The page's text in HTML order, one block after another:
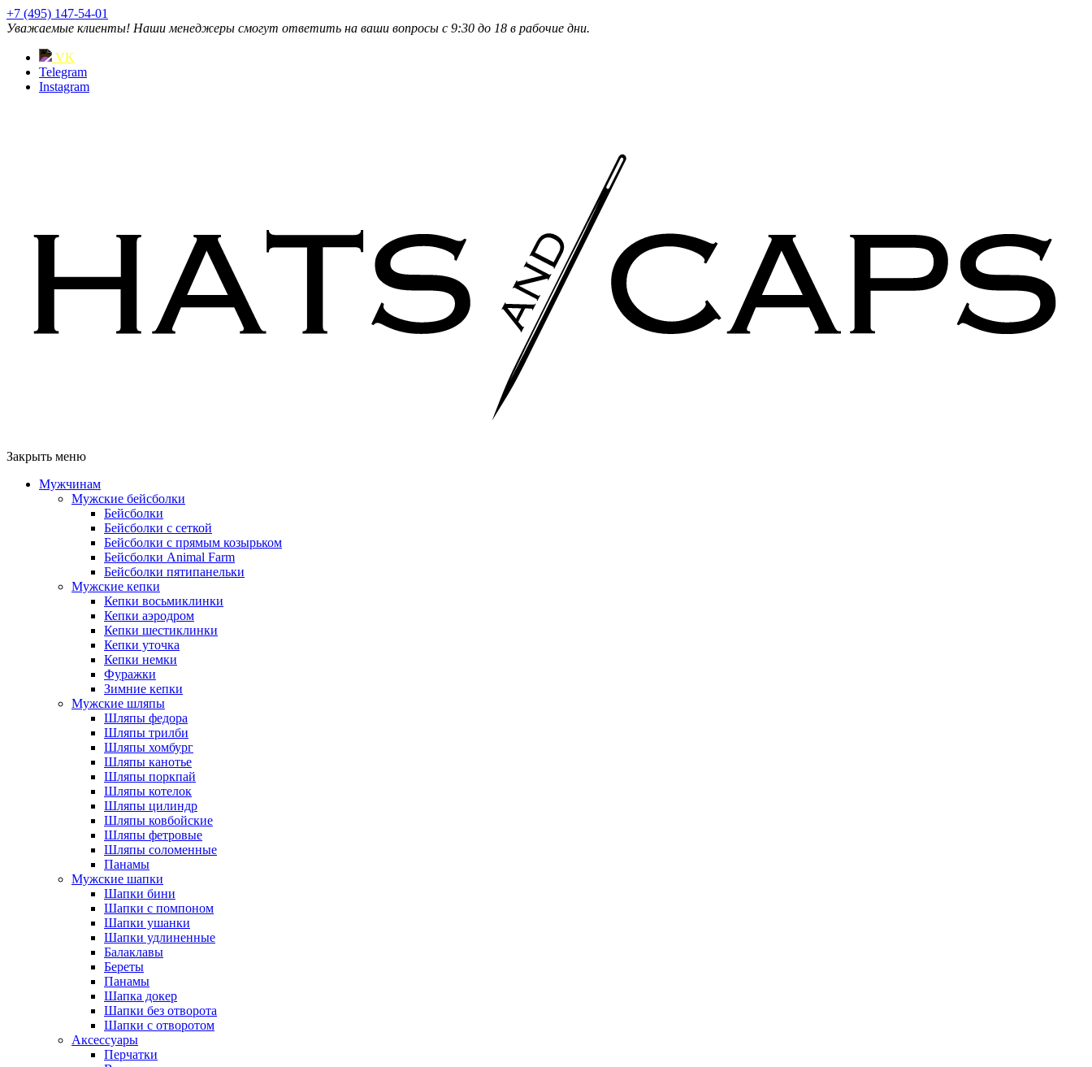
+7 (495) 147-54-01
Уважаемые клиенты! Наши менеджеры смогут ответить на ваши вопросы с 9:30 до 18 в рабочие дни.
VK
Telegram
Instagram
Закрыть меню
Мужчинам
Мужские бейсболки
Бейсболки
Бейсболки с сеткой
Бейсболки с прямым козырьком
Бейсболки Animal Farm
Бейсболки пятипанельки
Мужские кепки
Кепки восьмиклинки
Кепки аэродром
Кепки шестиклинки
Кепки уточка
Кепки немки
Фуражки
Зимние кепки
Мужские шляпы
Шляпы федора
Шляпы трилби
Шляпы хомбург
Шляпы канотье
Шляпы поркпай
Шляпы котелок
Шляпы цилиндр
Шляпы ковбойские
Шляпы фетровые
Шляпы соломенные
Панамы
Мужские шапки
Шапки бини
Шапки с помпоном
Шапки ушанки
Шапки удлиненные
Балаклавы
Береты
Панамы
Шапка докер
Шапки без отворота
Шапки с отворотом
Аксессуары
Перчатки